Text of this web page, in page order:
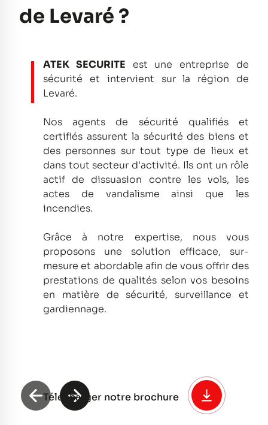
de Levaré ?
ATEK SECURITE est une entreprise de
sécurité et intervient sur la région de
Levaré.
Nos agents de sécurité qualifiés et
certifiés assurent la sécurité des biens et
des personnes sur tout type de lieux et
dans tout secteur d'activité. Ils ont un rôle
actif de dissuasion contre les vols, les
actes de vandalisme ainsi que les
incendies.
Grâce à notre expertise, nous vous
proposons une solution efficace, sur-
mesure et abordable afin de vous offrir des
prestations de qualités selon vos besoins
en matière de sécurité, surveillance et
gardiennage.
Télécharger notre brochure